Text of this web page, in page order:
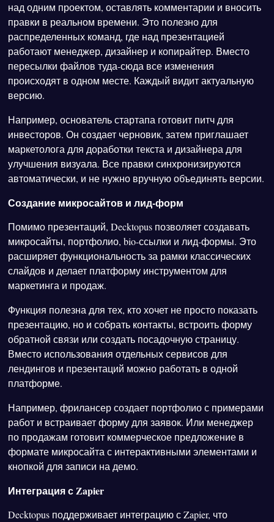
над одним проектом, оставлять комментарии и вносить
правки в реальном времени. Это полезно для
распределенных команд, где над презентацией
работают менеджер, дизайнер и копирайтер. Вместо
пересылки файлов туда-сюда все изменения
происходят в одном месте. Каждый видит актуальную
версию.
Например, основатель стартапа готовит питч для
инвесторов. Он создает черновик, затем приглашает
маркетолога для доработки текста и дизайнера для
улучшения визуала. Все правки синхронизируются
автоматически, и не нужно вручную объединять версии.
Создание микросайтов и лид-форм
Помимо презентаций, Decktopus позволяет создавать
микросайты, портфолио, bio-ссылки и лид-формы. Это
расширяет функциональность за рамки классических
слайдов и делает платформу инструментом для
маркетинга и продаж.
Функция полезна для тех, кто хочет не просто показать
презентацию, но и собрать контакты, встроить форму
обратной связи или создать посадочную страницу.
Вместо использования отдельных сервисов для
лендингов и презентаций можно работать в одной
платформе.
Например, фрилансер создает портфолио с примерами
работ и встраивает форму для заявок. Или менеджер
по продажам готовит коммерческое предложение в
формате микросайта с интерактивными элементами и
кнопкой для записи на демо.
Интеграция с Zapier
Decktopus поддерживает интеграцию с Zapier, что